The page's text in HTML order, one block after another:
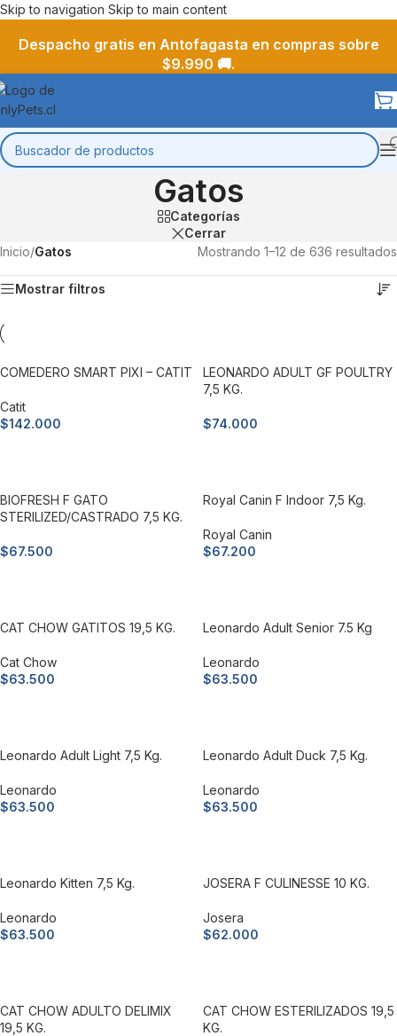
Skip to navigation Skip to main content
Despacho gratis en Antofagasta en compras sobre
$9.990 🚚.
Gatos
Categorías
Cerrar
Inicio/Gatos Mostrando 1–12 de 636 resultados
Mostrar filtros
COMEDERO SMART PIXI – CATIT
Catit
$142.000
LEONARDO ADULT GF POULTRY
7,5 KG.
$74.000
BIOFRESH F GATO
STERILIZED/CASTRADO 7,5 KG.
$67.500
Royal Canin F Indoor 7,5 Kg.
Royal Canin
$67.200
CAT CHOW GATITOS 19,5 KG.
Cat Chow
$63.500
Leonardo Adult Senior 7.5 Kg
Leonardo
$63.500
Leonardo Adult Light 7,5 Kg.
Leonardo
$63.500
Leonardo Adult Duck 7,5 Kg.
Leonardo
$63.500
Leonardo Kitten 7,5 Kg.
Leonardo
$63.500
JOSERA F CULINESSE 10 KG.
Josera
$62.000
CAT CHOW ADULTO DELIMIX
19,5 KG.
CAT CHOW ESTERILIZADOS 19,5
KG.